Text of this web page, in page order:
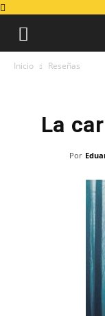
Inicio Reseñas
La
Por